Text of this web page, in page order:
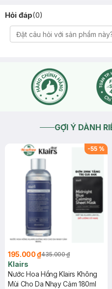
Hỏi đáp(0)
GỢI Ý DÀNH
-55 %
195.000 ₫435.000 ₫
Klairs
Nước Hoa Hồng Klairs Không
Mùi Cho Da Nhạy Cảm 180ml